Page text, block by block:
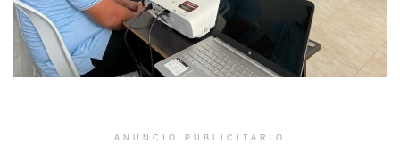
ANUNCIO PUBLICITARIO